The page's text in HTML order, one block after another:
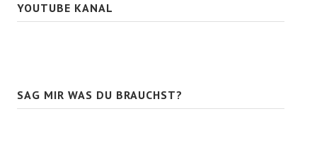
YOUTUBE KANAL
SAG MIR WAS DU BRAUCHST?